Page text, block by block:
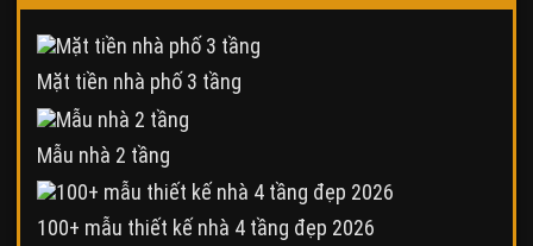
Mặt tiền nhà phố 3 tầng
Mẫu nhà 2 tầng
100+ mẫu thiết kế nhà 4 tầng đẹp 2026